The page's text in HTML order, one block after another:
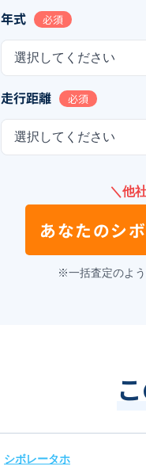
年式 必須
選択してください
走行距離 必須
選択してください
＼他
あなたのシ
※一括査定のよ
シボレータホ